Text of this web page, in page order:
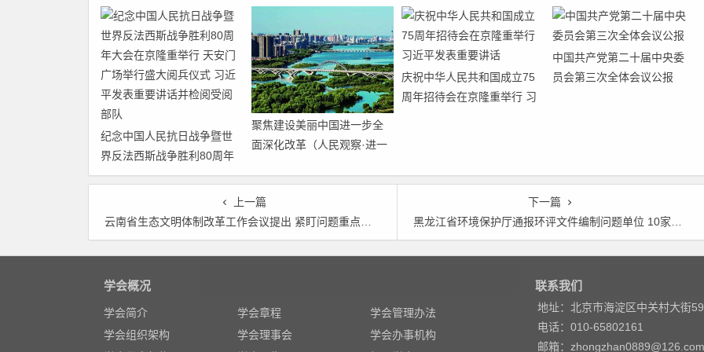
纪念中国人民抗日战争暨世
界反法西斯战争胜利80周年
大会在京隆重举行 天安门广
发表重要讲话并检阅受阅部
聚焦建设美丽中国进一步全
面深化改革（人民观察·进一
焦”）
庆祝中华人民共和国成立75
周年招待会在京隆重举行 习
中国共产党第二十届中央委
员会第三次全体会议公报
上一篇
云南省生态文明体制改革工作会议提出 紧盯问题重点抓好32项改革任务
下一篇
黑龙江省环境保护厅通报环评文件编制问题单位 10家环评机构上黑榜
学会概况
学会简介 学会章程
学会管理办法
学会组织架构
学会理事会
学会办事机构
联系我们
地址：北京市海淀区中关村大街
电话：010-65802161
邮箱：zhongzhan0889@126.com